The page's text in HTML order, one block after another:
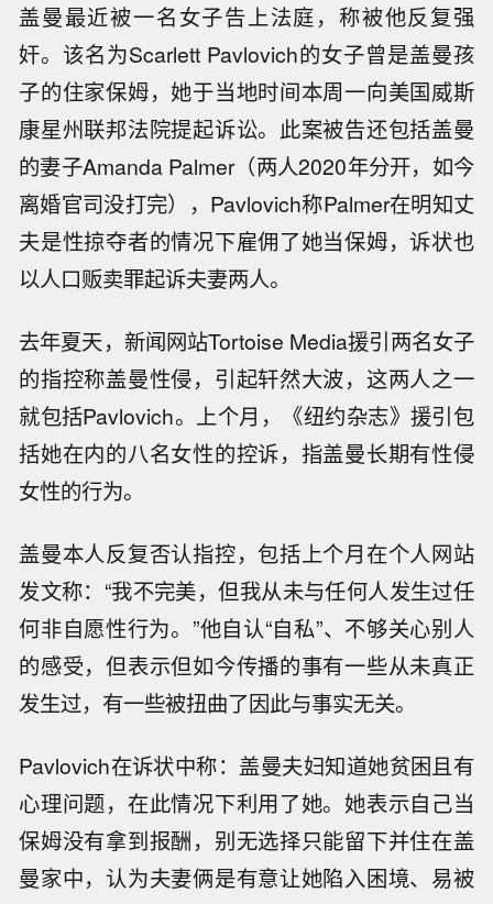
盖曼最近被一名女子告上法庭，称被他反复强
奸。该名为Scarlett Pavlovich的女子曾是盖曼孩
子的住家保姆，她于当地时间本周一向美国威斯
康星州联邦法院提起诉讼。此案被告还包括盖曼
的妻子Amanda Palmer（两人2020年分开，如今
离婚官司没打完），Pavlovich称Palmer在明知丈
夫是性掠夺者的情况下雇佣了她当保姆，诉状也
以人口贩卖罪起诉夫妻两人。
去年夏天，新闻网站Tortoise Media援引两名女子
的指控称盖曼性侵，引起轩然大波，这两人之一
就包括Pavlovich。上个月，《纽约杂志》援引包
括她在内的八名女性的控诉，指盖曼长期有性侵
女性的行为。
盖曼本人反复否认指控，包括上个月在个人网站
发文称：“我不完美，但我从未与任何人发生过任
何非自愿性行为。”他自认“自私”、不够关心别人
的感受，但表示但如今传播的事有一些从未真正
发生过，有一些被扭曲了因此与事实无关。
Pavlovich在诉状中称：盖曼夫妇知道她贫困且有
心理问题，在此情况下利用了她。她表示自己当
保姆没有拿到报酬，别无选择只能留下并住在盖
曼家中，认为夫妻俩是有意让她陷入困境、易被